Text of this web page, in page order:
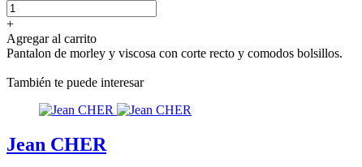
+
Agregar al carrito
Pantalon de morley y viscosa con corte recto y comodos bolsillos.
También te puede interesar
Jean CHER